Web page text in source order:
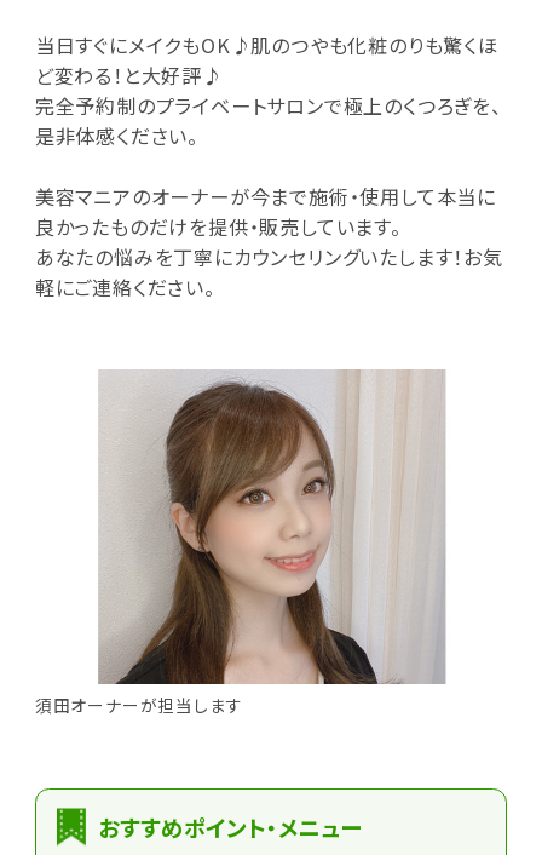
当日すぐにメイクもOK♪肌のつやも化粧のりも驚くほ
ど変わる！と大好評♪
完全予約制のプライベートサロンで極上のくつろぎを、
是非体感ください。
美容マニアのオーナーが今まで施術・使用して本当に
良かったものだけを提供・販売しています。
あなたの悩みを丁寧にカウンセリングいたします！お気
軽にご連絡ください。
須田オーナーが担当します
おすすめポイント・メニュー